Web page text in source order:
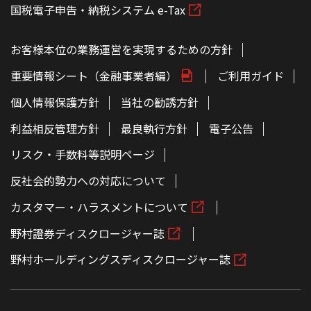
国税電子申告・納税システム e-Tax
お客様本位の業務運営を実現するための方針
重要情報シート（金融事業者編）
ご利用ガイド
個人情報保護方針
当社の勧誘方針
利益相反管理方針
最良執行方針
電子公告
リスク・手数料等説明ページ
反社会的勢力への対応について
カスタマー・ハラスメントについて
野村證券ディスクロージャー誌
野村ホールディングスディスクロージャー誌